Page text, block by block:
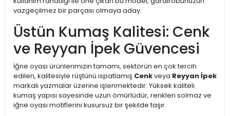
vazgeçilmez bir parçası olmaya aday.
Üstün Kumaş Kalitesi: Cenk
ve Reyyan İpek Güvencesi
İğne oyası ürünlerimizin tamamı, sektörün en çok tercih
edilen, kalitesiyle rüştünü ispatlamış Cenkveya Reyyan İpek
markalı yazmalar üzerine işlenmektedir. Yüksek kaliteli
kumaş yapısı sayesinde uzun ömürlüdür, renkleri solmaz ve
iğne oyası motiflerini kusursuz bir şekilde taşır.